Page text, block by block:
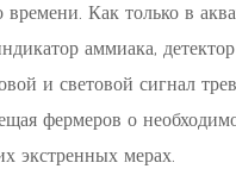
Как только в
аммиака,
и световой сигнал
фермеров о
экстренных мерах.